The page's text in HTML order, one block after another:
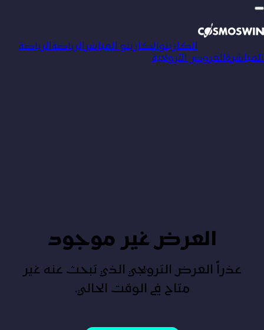
الكازينوالكازينو المباشرالرياضةالرياضة
المباشرةالعروض الترويجية
العرض غير موجود
عذراً العرض الترويجي الذي تبحث عنه غير
متاح في الوقت الحالي.